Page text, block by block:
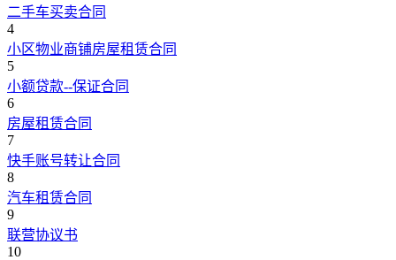
二手车买卖合同
4
小区物业商铺房屋租赁合同
5
小额贷款--保证合同
6
房屋租赁合同
7
快手账号转让合同
8
汽车租赁合同
9
联营协议书
10